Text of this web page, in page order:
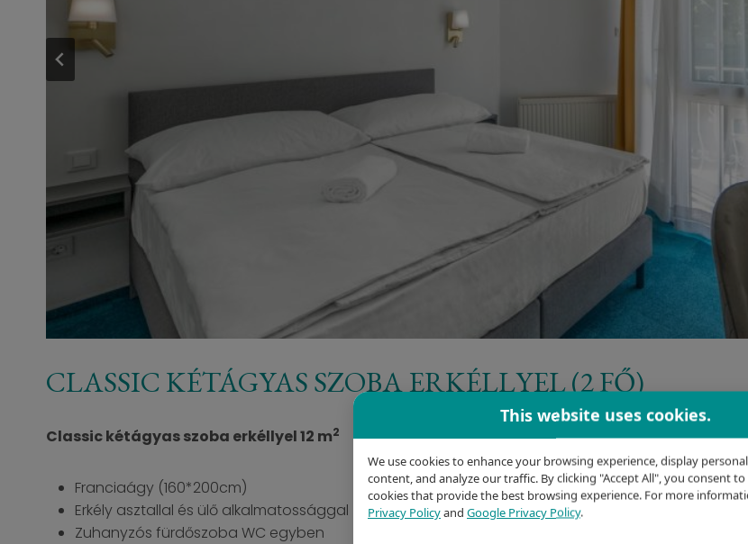
CLASSIC KÉTÁGYAS SZOBA ERKÉLLYEL (2 FŐ)
Classic kétágyas szoba erkéllyel 12 m2
Franciaágy (160*200cm)
Erkély asztallal és ülő alkalmatossággal
Zuhanyzós fürdőszoba WC egyben
This website uses cookies.
We use cookies to enhance your browsing experience, display
content, and analyze our traffic. By clicking "Accept All", you consent
cookies that provide the best browsing experience. For more
Privacy Policyand Google Privacy Policy.